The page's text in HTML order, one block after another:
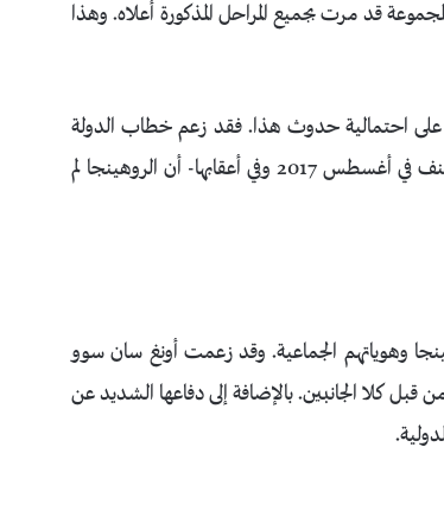
قد مرت بجميع المراحل المذكورة أعلاه. وهذا
على احتمالية حدوث هذا. فقد زعم خطاب الدولة
-الذي روج له الجيش وكذلك رئيسة الوزراء أونغ سان سو كي قبل أحداث العنف في أغسطس 2017 وفي أعقابها- أن الروهينجا لم
وهوياتهم الجماعية. وقد زعمت أونغ سان سوو
أن ما حدث من عنف تم من قبل كلا الجانبين. بالإضافة إلى دفاعها الشديد عن